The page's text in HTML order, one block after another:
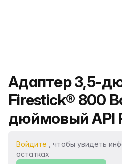
Название
Адаптер 3,5-
Firestick® 800
дюймовый API
Войдите , чтобы увидеть
остатках